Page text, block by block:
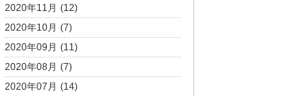
2020年11月 (12)
2020年10月 (7)
2020年09月 (11)
2020年08月 (7)
2020年07月 (14)